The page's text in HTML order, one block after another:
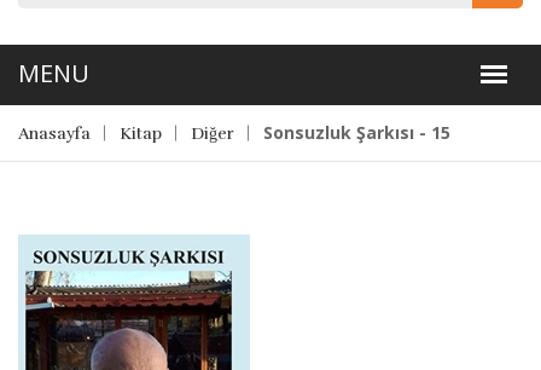
Anasayfa Kitap Diğer Sonsuzluk Şarkısı - 15